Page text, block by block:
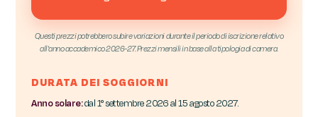
Questi prezzi potrebbero subire variazioni durante il periodo di iscrizione relativo
all'anno accademico 2026-27. Prezzi mensili in base alla tipologia di camera.
DURATA DEI SOGGIORNI
Anno solare:dal 1° settembre 2026 al 15 agosto 2027.